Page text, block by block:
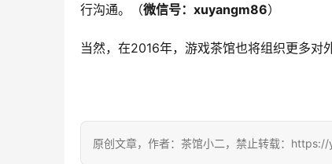
行沟通。（微信号： xuyangm86）
当然，在2016年，游戏茶馆也将组织更多对
原创文章，作者：茶馆小二，禁止转载：